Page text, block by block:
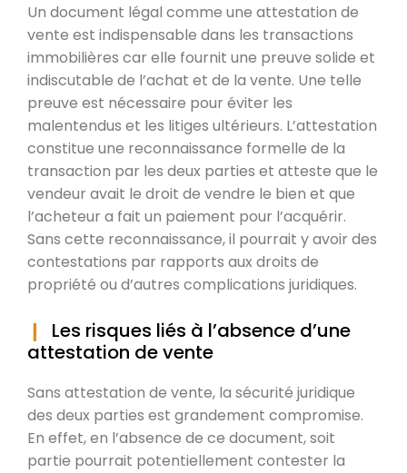
Un document légal comme une attestation de
vente est indispensable dans les transactions
immobilières car elle fournit une preuve solide et
indiscutable de l’achat et de la vente. Une telle
preuve est nécessaire pour éviter les
malentendus et les litiges ultérieurs. L’attestation
constitue une reconnaissance formelle de la
transaction par les deux parties et atteste que le
vendeur avait le droit de vendre le bien et que
l’acheteur a fait un paiement pour l’acquérir.
Sans cette reconnaissance, il pourrait y avoir des
contestations par rapports aux droits de
propriété ou d’autres complications juridiques.
Les risques liés à l’absence d’une
attestation de vente
Sans attestation de vente, la sécurité juridique
des deux parties est grandement compromise.
En effet, en l’absence de ce document, soit
partie pourrait potentiellement contester la